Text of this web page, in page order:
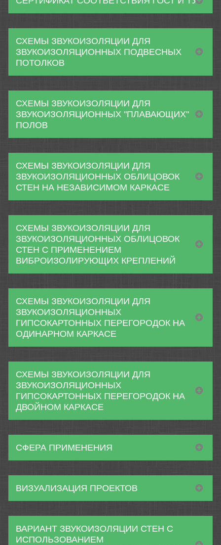
СХЕМЫ ЗВУКОИЗОЛЯЦИИ ДЛЯ
ЗВУКОИЗОЛЯЦИОННЫХ ПОДВЕСНЫХ
ПОТОЛКОВ
СХЕМЫ ЗВУКОИЗОЛЯЦИИ ДЛЯ
ЗВУКОИЗОЛЯЦИОННЫХ "ПЛАВАЮЩИХ"
ПОЛОВ
СХЕМЫ ЗВУКОИЗОЛЯЦИИ ДЛЯ
ЗВУКОИЗОЛЯЦИОННЫХ ОБЛИЦОВОК
СТЕН НА НЕЗАВИСИМОМ КАРКАСЕ
СХЕМЫ ЗВУКОИЗОЛЯЦИИ ДЛЯ
ЗВУКОИЗОЛЯЦИОННЫХ ОБЛИЦОВОК
СТЕН С ПРИМЕНЕНИЕМ
ВИБРОИЗОЛИРУЮЩИХ КРЕПЛЕНИЙ
СХЕМЫ ЗВУКОИЗОЛЯЦИИ ДЛЯ
ЗВУКОИЗОЛЯЦИОННЫХ
ГИПСОКАРТОННЫХ ПЕРЕГОРОДОК НА
ОДИНАРНОМ КАРКАСЕ
СХЕМЫ ЗВУКОИЗОЛЯЦИИ ДЛЯ
ЗВУКОИЗОЛЯЦИОННЫХ
ГИПСОКАРТОННЫХ ПЕРЕГОРОДОК НА
ДВОЙНОМ КАРКАСЕ
СФЕРА ПРИМЕНЕНИЯ
ВИЗУАЛИЗАЦИЯ ПРОЕКТОВ
ВАРИАНТ ЗВУКОИЗОЛЯЦИИ СТЕН С
ИСПОЛЬЗОВАНИЕМ